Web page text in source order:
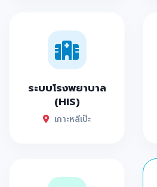
ระบบโรงพยาบาล
(HIS)
เกาะหลีเป๊ะ